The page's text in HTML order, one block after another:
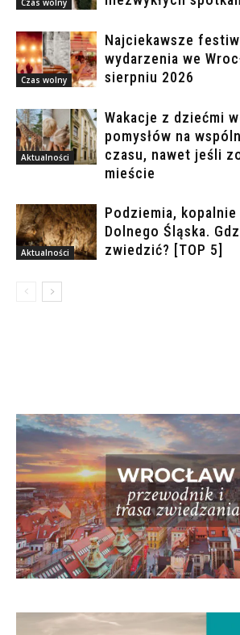
Czas wolny
Najciekawsze
wydarzenia we
sierpniu 2026
Aktualności
Wakacje z dziećmi
pomysłów na
czasu, nawet jeśli
mieście
Aktualności
Podziemia,
Dolnego Śląska.
zwiedzić? [TOP 5]